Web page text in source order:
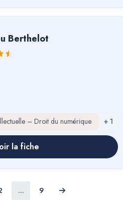
Berthelot
– Droit du numérique + 1
la fiche
... 9 Suivant